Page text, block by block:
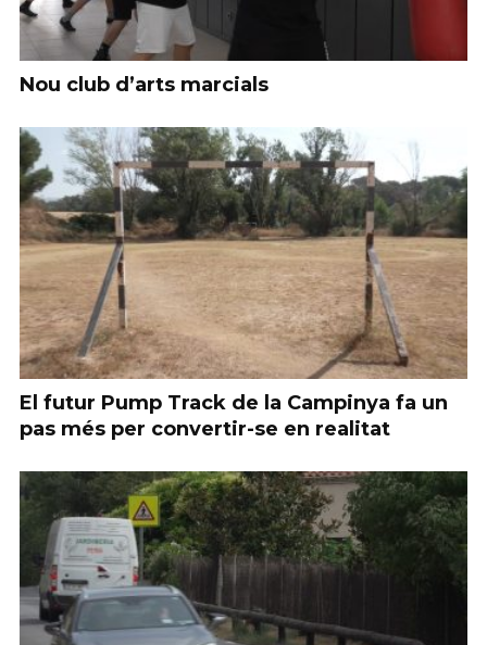
Nou club d’arts marcials
El futur Pump Track de la Campinya fa un
pas més per convertir-se en realitat